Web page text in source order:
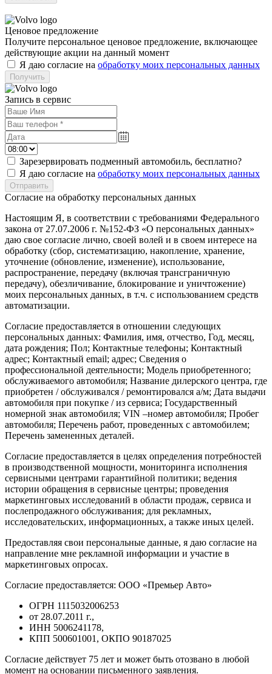
Ценовое предложение
Получите персональное ценовое предложение, включающее
действующие акции на данный момент
Я даю согласие на обработку моих персональных данных
Запись в сервис
Зарезервировать подменный автомобиль, бесплатно?
Я даю согласие на обработку моих персональных данных
Согласие на обработку персональных данных
Настоящим Я, в соответствии с требованиями Федерального
закона от 27.07.2006 г. №152-ФЗ «О персональных данных»
даю свое согласие лично, своей волей и в своем интересе на
обработку (сбор, систематизацию, накопление, хранение,
уточнение (обновление, изменение), использование,
распространение, передачу (включая трансграничную
передачу), обезличивание, блокирование и уничтожение)
моих персональных данных, в т.ч. с использованием средств
автоматизации.
Согласие предоставляется в отношении следующих
персональных данных: Фамилия, имя, отчество, Год, месяц,
дата рождения; Пол; Контактные телефоны; Контактный
адрес; Контактный email; адрес; Сведения о
профессиональной деятельности; Модель приобретенного;
обслуживаемого автомобиля; Название дилерского центра, где
приобретен / обслуживался / ремонтировался а/м; Дата выдачи
автомобиля при покупке / из сервиса; Государственный
номерной знак автомобиля; VIN –номер автомобиля; Пробег
автомобиля; Перечень работ, проведенных с автомобилем;
Перечень замененных деталей.
Согласие предоставляется в целях определения потребностей
в производственной мощности, мониторинга исполнения
сервисными центрами гарантийной политики; ведения
истории обращения в сервисные центры; проведения
маркетинговых исследований в области продаж, сервиса и
послепродажного обслуживания; для рекламных,
исследовательских, информационных, а также иных целей.
Предоставляя свои персональные данные, я даю согласие на
направление мне рекламной информации и участие в
маркетинговых опросах.
Согласие предоставляется: ООО «Премьер Авто»
ОГРН 1115032006253
от 28.07.2011 г.,
ИНН 5006241178,
КПП 500601001, ОКПО 90187025
Согласие действует 75 лет и может быть отозвано в любой
момент на основании письменного заявления.